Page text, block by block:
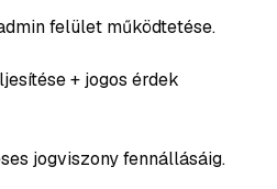
felület működtetése.
+ jogos érdek
jogviszony fennállásáig.